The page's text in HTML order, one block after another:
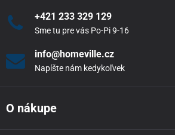
+421 233 329 129
Sme tu pre vás Po-Pi 9-16
info@homeville.cz
Napíšte nám kedykoľvek
O nákupe